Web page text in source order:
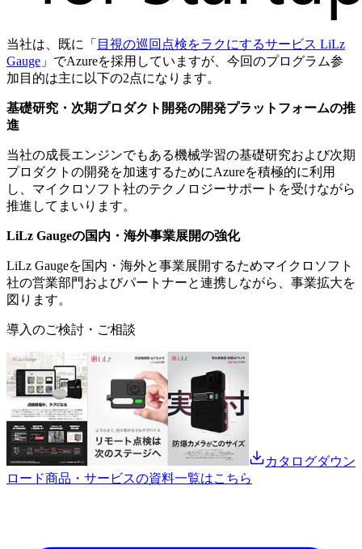
当社は、既に「 目視の巡回点検をラクにするサービス LiLz
Gauge 」でAzureを採用していますが、今回のプログラム参
加目的は主に以下の2点になります。
基礎研究・次期プロダクト開発の開発プラットフォームの推
進
当社の成長エンジンでもある機械学習の基礎研究および次期
プロダクトの開発を加速するためにAzureを積極的に利用
し、マイクロソフト社のテクノロジーサポートを受けながら
推進してまいります。
LiLz Gaugeの国内・海外事業展開の強化
LiLz Gaugeを国内・海外と事業展開するためマイクロソフト
社の営業部門およびパートナーと連携しながら、事業拡大を
図ります。
導入のご検討・ご相談
カタログダウン
ロード商品・サービスの資料一覧はこちら